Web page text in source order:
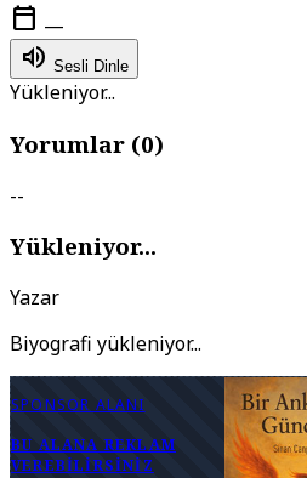
calendar_today —
volume_up Sesli Dinle
Yükleniyor...
Yorumlar (0)
--
Yükleniyor...
Yazar
Biyografi yükleniyor...
SPONSOR ALANI
BU ALANA REKLAM
VEREBILIRSINIZ